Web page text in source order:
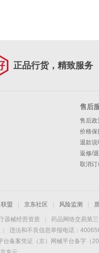
正品行货，精致服务
售后
售后政
价格保
退款说
返修/
取消订
盟 京东社区 风险监测
器械经营资质 药品网络交易第
违法和不良信息举报电话：
台备案凭证（京）网械平台备字（